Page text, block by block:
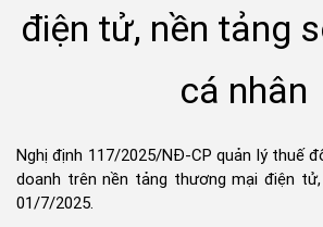
điện tử, nền tảng
cá nhân
Nghị định 117/2025/NĐ-CP quản lý thuế
doanh trên nền tảng thương mại điện
01/7/2025.